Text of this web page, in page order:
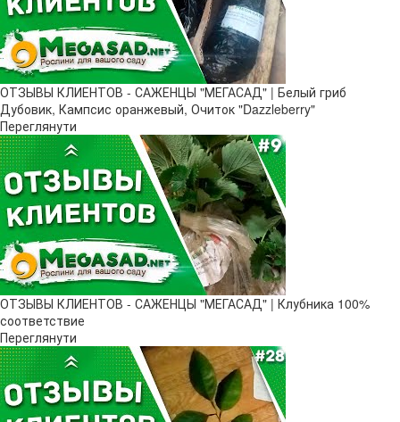
ОТЗЫВЫ КЛИЕНТОВ - САЖЕНЦЫ "МЕГАСАД" | Белый гриб
Дубовик, Кампсис оранжевый, Очиток "Dazzleberry"
Переглянути
ОТЗЫВЫ КЛИЕНТОВ - САЖЕНЦЫ "МЕГАСАД" | Клубника 100%
соответствие
Переглянути